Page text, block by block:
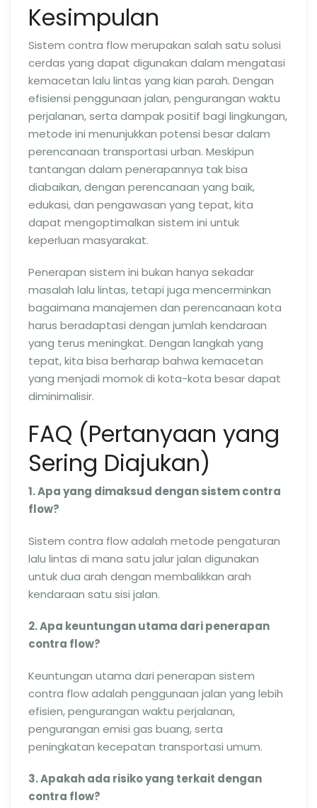
Kesimpulan
Sistem contra flow merupakan salah satu solusi
cerdas yang dapat digunakan dalam mengatasi
kemacetan lalu lintas yang kian parah. Dengan
efisiensi penggunaan jalan, pengurangan waktu
perjalanan, serta dampak positif bagi lingkungan,
metode ini menunjukkan potensi besar dalam
perencanaan transportasi urban. Meskipun
tantangan dalam penerapannya tak bisa
diabaikan, dengan perencanaan yang baik,
edukasi, dan pengawasan yang tepat, kita
dapat mengoptimalkan sistem ini untuk
keperluan masyarakat.
Penerapan sistem ini bukan hanya sekadar
masalah lalu lintas, tetapi juga mencerminkan
bagaimana manajemen dan perencanaan kota
harus beradaptasi dengan jumlah kendaraan
yang terus meningkat. Dengan langkah yang
tepat, kita bisa berharap bahwa kemacetan
yang menjadi momok di kota-kota besar dapat
diminimalisir.
FAQ (Pertanyaan yang
Sering Diajukan)
1. Apa yang dimaksud dengan sistem contra
flow?
Sistem contra flow adalah metode pengaturan
lalu lintas di mana satu jalur jalan digunakan
untuk dua arah dengan membalikkan arah
kendaraan satu sisi jalan.
2. Apa keuntungan utama dari penerapan
contra flow?
Keuntungan utama dari penerapan sistem
contra flow adalah penggunaan jalan yang lebih
efisien, pengurangan waktu perjalanan,
pengurangan emisi gas buang, serta
peningkatan kecepatan transportasi umum.
3. Apakah ada risiko yang terkait dengan
contra flow?